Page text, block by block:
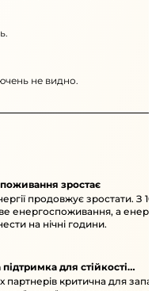
не видно.
зростає
продовжує зростати. З
енергоспоживання, а
на нічні години.
для стійкості
критична для